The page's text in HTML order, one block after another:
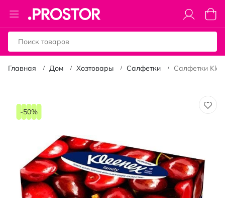
Toggle
Nav
Моя
Главная Дом Хозтовары Салфетки Салфетки
перейти
изображений
-50%